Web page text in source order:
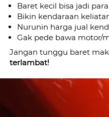
Baret kecil bisa jadi
Bikin kendaraan
Nurunin harga jual
Gak pede bawa motor/
Jangan tunggu baret
terlambat!